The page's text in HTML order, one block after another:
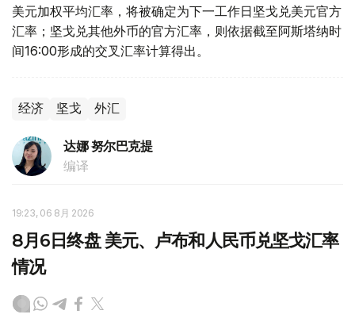
美元加权平均汇率，将被确定为下一工作日坚戈兑美元官方
汇率；坚戈兑其他外币的官方汇率，则依据截至阿斯塔纳时
间16:00形成的交叉汇率计算得出。
经济 坚戈 外汇
达娜 努尔巴克提
编译
19:23, 06 8月 2026
8月6日终盘 美元、卢布和人民币兑坚戈汇率
情况